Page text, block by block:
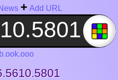
+ Add URL